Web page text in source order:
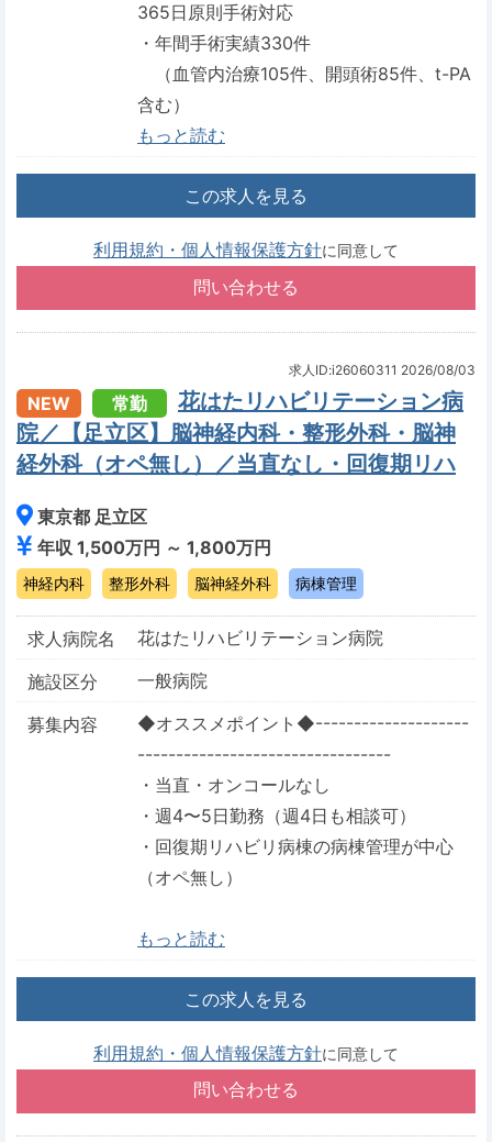
365日原則手術対応
・年間手術実績330件
（血管内治療105件、開頭術85件、t-PA
含む）
もっと読む
この求人を見る
利用規約・個人情報保護方針に同意して
求人ID:i26060311 2026/08/03
NEW 常勤
花はたリハビリテーション病
院／【足立区】脳神経内科・整形外科・脳神
経外科（オペ無し）／当直なし・回復期リハ
東京都 足立区
年収 1,500万円 ～ 1,800万円
神経内科 整形外科 脳神経外科 病棟管理
求人病院名
花はたリハビリテーション病院
施設区分
一般病院
募集内容
◆オススメポイント◆--------------------
---------------------------------
・当直・オンコールなし
・週4〜5日勤務（週4日も相談可）
・回復期リハビリ病棟の病棟管理が中心
（オペ無し）
もっと読む
この求人を見る
利用規約・個人情報保護方針に同意して